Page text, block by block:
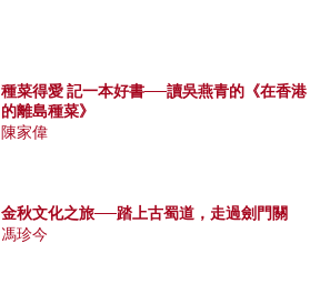
種菜得愛 記一本好書──讀吳燕青的《在香港
的離島種菜》
陳家偉
金秋文化之旅──踏上古蜀道，走過劍門關
馮珍今